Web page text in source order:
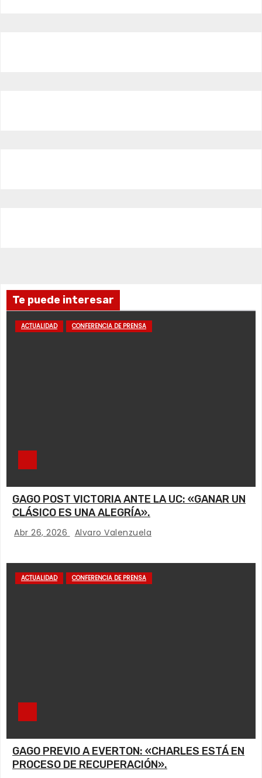
Te puede interesar
ACTUALIDAD CONFERENCIA DE PRENSA
GAGO POST VICTORIA ANTE LA UC: «GANAR UN
CLÁSICO ES UNA ALEGRÍA».
Abr 26, 2026 Alvaro Valenzuela
ACTUALIDAD CONFERENCIA DE PRENSA
GAGO PREVIO A EVERTON: «CHARLES ESTÁ EN
PROCESO DE RECUPERACIÓN».